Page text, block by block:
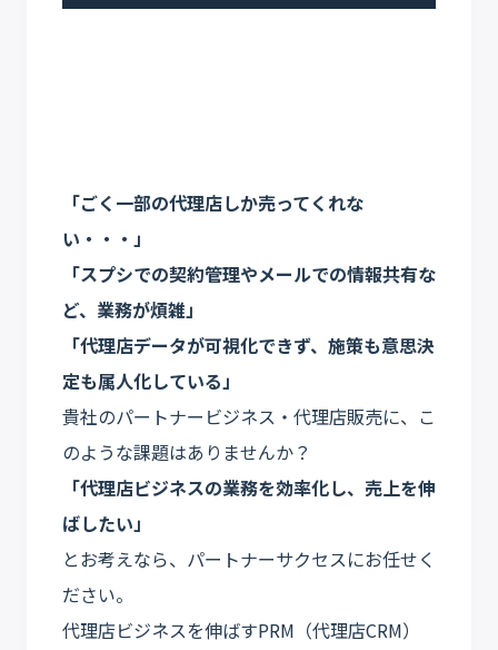
「ごく一部の代理店しか売ってくれな
い・・・」
「スプシでの契約管理やメールでの情報共有な
ど、業務が煩雑」
「代理店データが可視化できず、施策も意思決
定も属人化している」
貴社のパートナービジネス・代理店販売に、こ
のような課題はありませんか？
「代理店ビジネスの業務を効率化し、売上を伸
ばしたい」
とお考えなら、パートナーサクセスにお任せく
ださい。
代理店ビジネスを伸ばすPRM（代理店CRM）